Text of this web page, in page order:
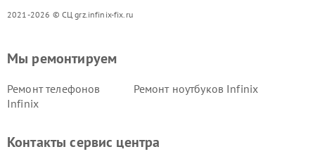
2021-2026 © СЦ grz.infinix-fix.ru
Мы ремонтируем
Ремонт телефонов
Infinix
Ремонт ноутбуков Infinix
Контакты сервис центра